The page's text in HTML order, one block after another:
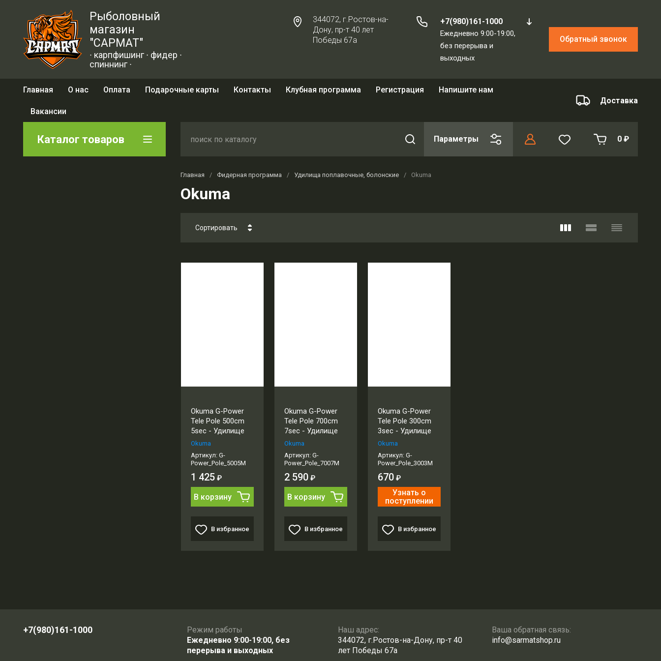
Рыболовный
магазин
"САРМАТ"
∙ карпфишинг ∙ фидер ∙
спиннинг ∙
344072, г.Ростов-на-
Дону, пр-т 40 лет
Победы 67а
+7(980)161-1000
Ежедневно 9:00-19:00,
без перерыва и
выходных
Обратный звонок
Главная О нас Оплата Подарочные карты Контакты Клубная программа Регистрация Напишите нам
Вакансии
Доставка
Каталог товаров Параметры 0 ₽
Главная / Фидерная программа / Удилища поплавочные, болонские / Okuma
Okuma
Сортировать
Okuma G-Power
Tele Pole 500cm
5sec - Удилище
Okuma
Артикул: G-
Power_Pole_5005M
1 425 ₽
В корзину
В избранное
Okuma G-Power
Tele Pole 700cm
7sec - Удилище
Okuma
Артикул: G-
Power_Pole_7007M
2 590 ₽
В корзину
В избранное
Okuma G-Power
Tele Pole 300cm
3sec - Удилище
Okuma
Артикул: G-
Power_Pole_3003M
670 ₽
Узнать о
поступлении
В избранное
+7(980)161-1000
Режим работы
Ежедневно 9:00-19:00, без
перерыва и выходных
Наш адрес:
344072, г.Ростов-на-Дону, пр-т 40
лет Победы 67а
Ваша обратная связь:
info@sarmatshop.ru